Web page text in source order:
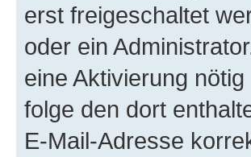
erst freigeschaltet
oder ein
eine Aktivierung
folge den dort
E-Mail-Adresse